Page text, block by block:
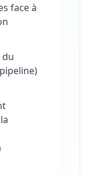
face à
du